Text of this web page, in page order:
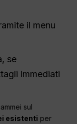
il menu
se
immediati
sul
esistenti per